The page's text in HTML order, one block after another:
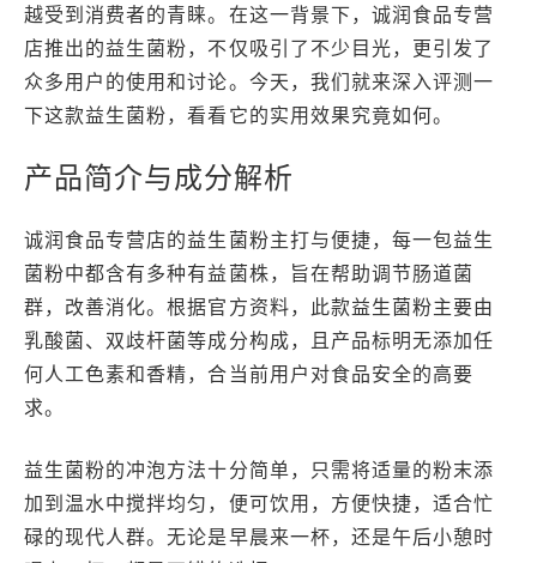
越受到消费者的青睐。在这一背景下，诚润食品专营
店推出的益生菌粉，不仅吸引了不少目光，更引发了
众多用户的使用和讨论。今天，我们就来深入评测一
下这款益生菌粉，看看它的实用效果究竟如何。
产品简介与成分解析
诚润食品专营店的益生菌粉主打与便捷，每一包益生
菌粉中都含有多种有益菌株，旨在帮助调节肠道菌
群，改善消化。根据官方资料，此款益生菌粉主要由
乳酸菌、双歧杆菌等成分构成，且产品标明无添加任
何人工色素和香精，合当前用户对食品安全的高要
求。
益生菌粉的冲泡方法十分简单，只需将适量的粉末添
加到温水中搅拌均匀，便可饮用，方便快捷，适合忙
碌的现代人群。无论是早晨来一杯，还是午后小憩时